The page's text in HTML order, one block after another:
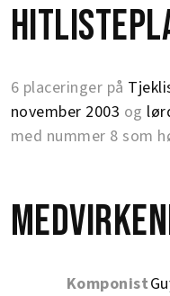
6 placeringer på
november 2003 og
med nummer 8 som
Komponist